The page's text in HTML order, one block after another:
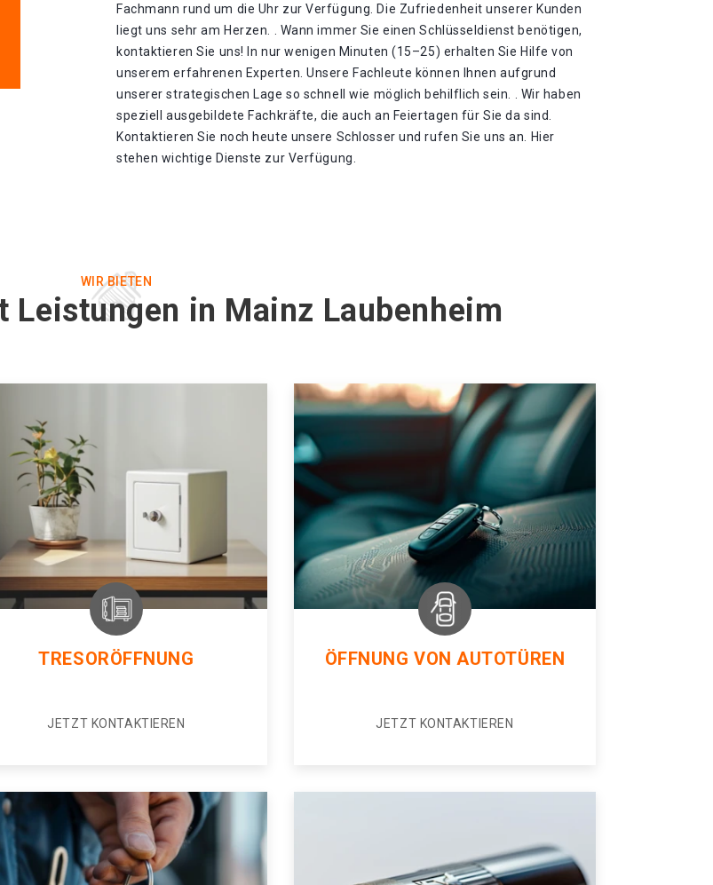
Fachmann rund um die Uhr zur Verfügung. Die Zufriedenheit unserer Kunden
liegt uns sehr am Herzen. . Wann immer Sie einen Schlüsseldienst benötigen,
kontaktieren Sie uns! In nur wenigen Minuten (15–25) erhalten Sie Hilfe von
unserem erfahrenen Experten. Unsere Fachleute können Ihnen aufgrund
unserer strategischen Lage so schnell wie möglich behilflich sein. . Wir haben
speziell ausgebildete Fachkräfte, die auch an Feiertagen für Sie da sind.
Kontaktieren Sie noch heute unsere Schlosser und rufen Sie uns an. Hier
stehen wichtige Dienste zur Verfügung.
WIR BIETEN
Leistungen in Mainz Laubenheim
TRESORÖFFNUNG
JETZT KONTAKTIEREN
ÖFFNUNG VON AUTOTÜREN
JETZT KONTAKTIEREN